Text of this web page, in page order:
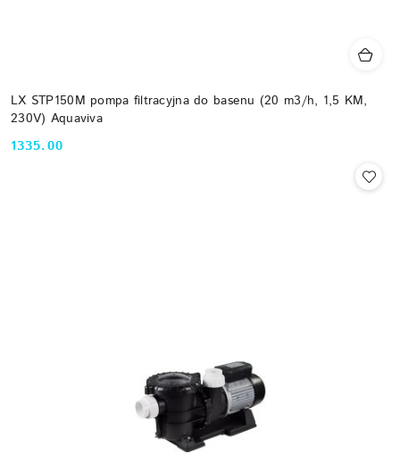
LX STP150M pompa filtracyjna do basenu (20 m3/h, 1,5 KM,
230V) Aquaviva
Cena:
1335.00